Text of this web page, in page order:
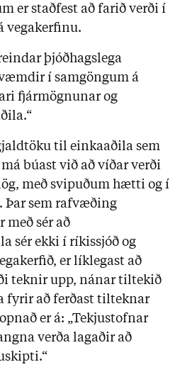
er staðfest að farið verði í
vegakerfinu.
þjóðhagslega
í samgöngum á
fjármögnunar og
til einkaaðila sem
búast við að víðar verði
með svipuðum hætti og í
Þar sem rafvæðing
sér að
sér ekki í ríkissjóð og
er líklegast að
teknir upp, nánar tiltekið
fyrir að ferðast tilteknar
er á: „Tekjustofnar
verða lagaðir að